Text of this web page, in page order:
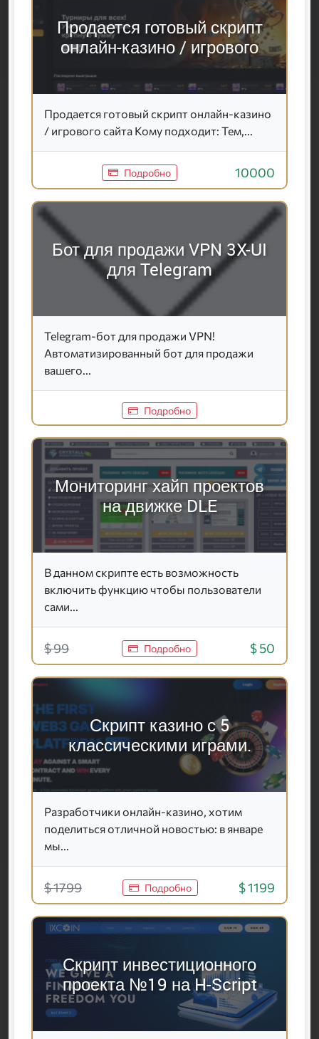
Продается готовый скрипт
онлайн-казино / игрового
Продается готовый скрипт онлайн-казино
/ игрового сайта Кому подходит: Тем,...
Подробно 10000
Бот для продажи VPN 3X-UI
для Telegram
Telegram-бот для продажи VPN!
Автоматизированный бот для продажи
вашего...
Подробно
Мониторинг хайп проектов
на движке DLE
В данном скрипте есть возможность
включить функцию чтобы пользователи
сами...
$ 99 Подробно $ 50
Скрипт казино с 5
классическими играми.
Разработчики онлайн-казино, хотим
поделиться отличной новостью: в январе
мы...
$ 1799 Подробно $ 1199
Скрипт инвестиционного
проекта №19 на H-Script